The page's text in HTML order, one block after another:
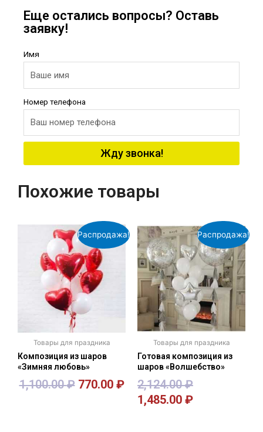
Еще остались вопросы? Оставь
заявку!
Имя
Номер телефона
Жду звонка!
Похожие товары
Распродажа!
Товары для праздника
Композиция из шаров
«Зимняя любовь»
1,100.00₽ 770.00 ₽
Распродажа!
Товары для праздника
Готовая композиция из
шаров «Волшебство»
2,124.00₽
1,485.00 ₽